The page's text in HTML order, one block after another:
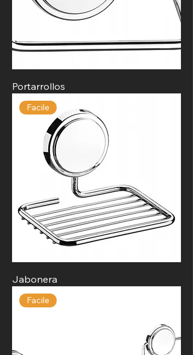
Portarrollos
Facile
Jabonera
Facile